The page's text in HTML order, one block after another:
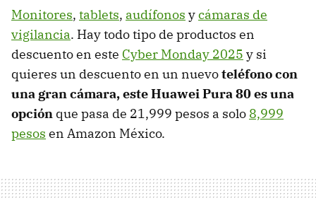
Monitores, tablets, audífonos ycámaras de
vigilancia. Hay todo tipo de productos en
descuento en este Cyber Monday 2025 y si
quieres un descuento en un nuevoteléfono con
una gran cámara, este Huawei Pura 80 es una
opción que pasa de 21,999 pesos a solo 8,999
pesos en Amazon México.